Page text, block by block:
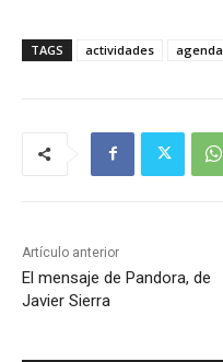
TAGS actividades agenda
Artículo anterior
El mensaje de Pandora, de
Javier Sierra